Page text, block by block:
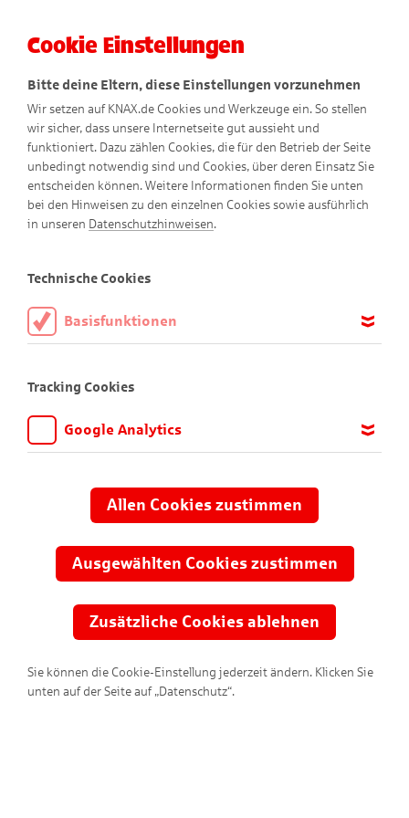
Impressum
Dies ist ein Angebot der
Cookie Einstellungen
Bitte deine Eltern, diese Einstellungen vorzunehmen
Wir setzen auf KNAX.de Cookies und Werkzeuge ein. So stellen
wir sicher, dass unsere Internetseite gut aussieht und
funktioniert. Dazu zählen Cookies, die für den Betrieb der Seite
unbedingt notwendig sind und Cookies, über deren Einsatz Sie
entscheiden können. Weitere Informationen finden Sie unten
bei den Hinweisen zu den einzelnen Cookies sowie ausführlich
in unseren Datenschutzhinweisen.
Technische Cookies
Basisfunktionen
aktiviert sein.
Tracking Cookies
Google Analytics
anpassen und verbessern können. Aus diesem Grund nutzen wir
Google Analytics. Dieses Werkzeug erfasst die Seitenaufrufe zu
Übertragung anonymisiert.
Allen Cookies zustimmen
Ausgewählten Cookies zustimmen
Zusätzliche Cookies ablehnen
Sie können die Cookie-Einstellung jederzeit ändern. Klicken Sie
unten auf der Seite auf „Datenschutz“.